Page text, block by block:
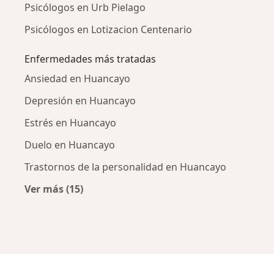
Psicólogos en Urb Pielago
Psicólogos en Lotizacion Centenario
Enfermedades más tratadas
Ansiedad en Huancayo
Depresión en Huancayo
Estrés en Huancayo
Duelo en Huancayo
Trastornos de la personalidad en Huancayo
Ver más (15)